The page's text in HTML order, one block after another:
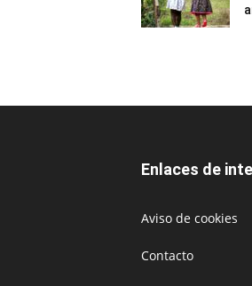
Enlaces de
Aviso de cookies
Contacto